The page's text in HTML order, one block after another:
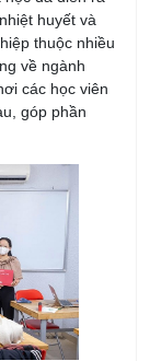
huyết và
thuộc nhiều
về ngành
các học viên
góp phần